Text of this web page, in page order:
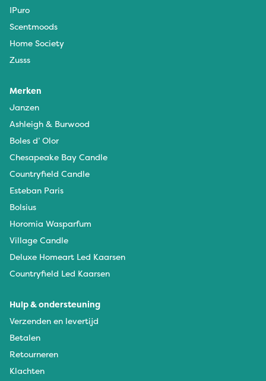
IPuro
Scentmoods
Home Society
Zusss
Merken
Janzen
Ashleigh & Burwood
Boles d’ Olor
Chesapeake Bay Candle
Countryfield Candle
Esteban Paris
Bolsius
Horomia Wasparfum
Village Candle
Deluxe Homeart Led Kaarsen
Countryfield Led Kaarsen
Hulp & ondersteuning
Verzenden en levertijd
Betalen
Retourneren
Klachten